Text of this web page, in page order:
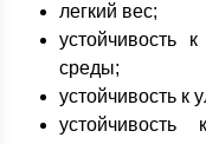
легкий вес;
устойчивость
среды;
устойчивость к